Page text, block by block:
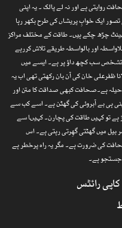
روایتی ہے اور نہ لے پالک ۔ یہ اپنی
ایک خوابِ پریشاں کی طرح بکھر رہا
چڑھ چکے ہیں۔ طاقت کے مختلف مراکز
اور بالواسطہ طریقے تلاش کررہے
تشخص سب کچھ داؤ پر ہے۔ ایسے میں
ظفرعلی خان کی آن بان رکھتی تھی اب یہ
ہے۔صحافت کبھی صداقت کا متن اور
ہی بے آبروئی کی گھٹن ہے۔ اسے کب سے
ہے تو کہیں طاقت کی پچارن۔ کہیںا سے
بیل میں گھٹتی گھِرتی رہتی ہے۔ اس
کی ضرورت ہے۔ مگر یہ راہ پرخطر ہے
جستجو ہے۔
کاپی رائٹس